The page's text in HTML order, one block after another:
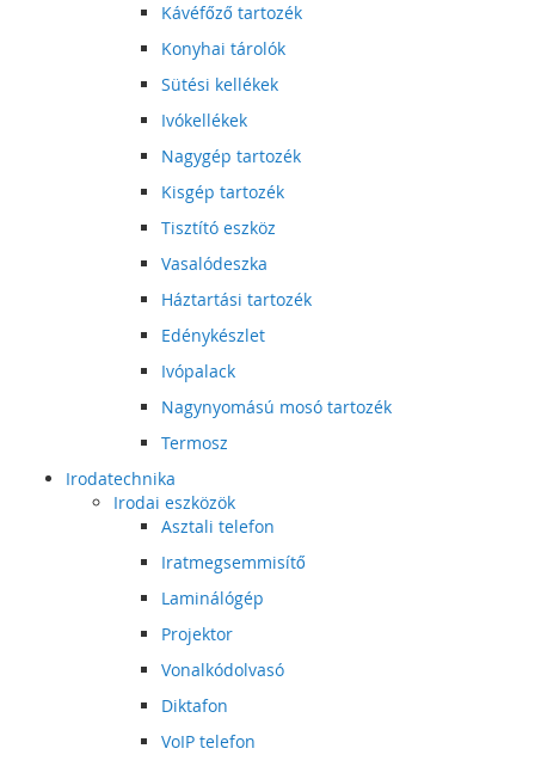
Kávéfőző tartozék
Konyhai tárolók
Sütési kellékek
Ivókellékek
Nagygép tartozék
Kisgép tartozék
Tisztító eszköz
Vasalódeszka
Háztartási tartozék
Edénykészlet
Ivópalack
Nagynyomású mosó tartozék
Termosz
Irodatechnika
Irodai eszközök
Asztali telefon
Iratmegsemmisítő
Laminálógép
Projektor
Vonalkódolvasó
Diktafon
VoIP telefon